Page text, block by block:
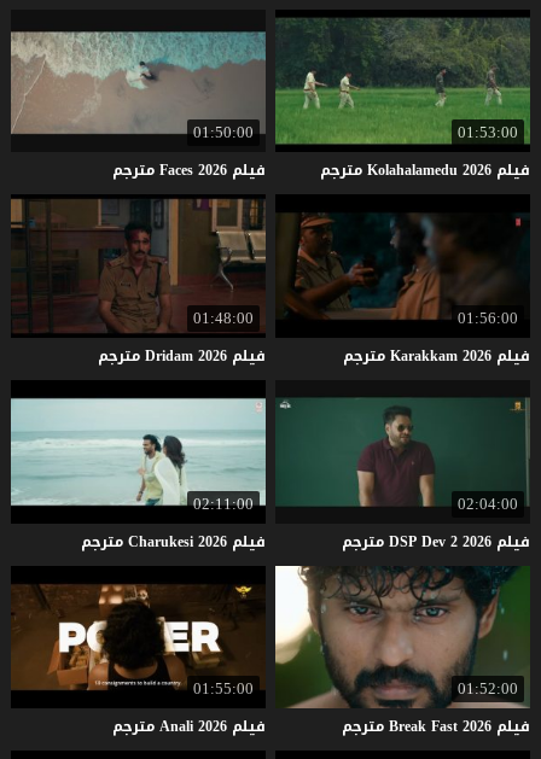
01:53:00
فيلم Kolahalamedu2026 مترجم
01:50:00
فيلم Faces2026 مترجم
01:56:00
فيلم Karakkam2026 مترجم
01:48:00
فيلم Dridam2026 مترجم
02:04:00
فيلم DSPDev22026 مترجم
02:11:00
فيلم Charukesi2026 مترجم
01:52:00
فيلم BreakFast2026 مترجم
01:55:00
فيلم Anali2026 مترجم